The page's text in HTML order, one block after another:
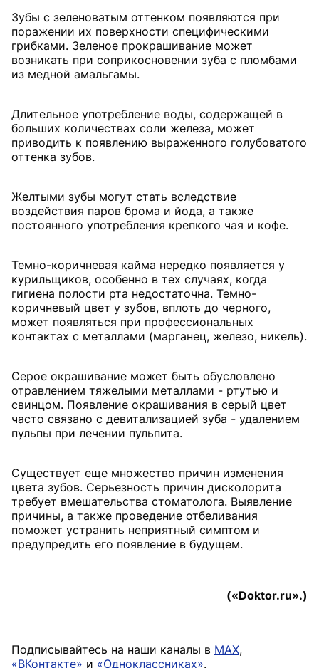
Зубы с зеленоватым оттенком появляются при
поражении их поверхности специфическими
грибками. Зеленое прокрашивание может
возникать при соприкосновении зуба с пломбами
из медной амальгамы.
Длительное употребление воды, содержащей в
больших количествах соли железа, может
приводить к появлению выраженного голубоватого
оттенка зубов.
Желтыми зубы могут стать вследствие
воздействия паров брома и йода, а также
постоянного употребления крепкого чая и кофе.
Темно-коричневая кайма нередко появляется у
курильщиков, особенно в тех случаях, когда
гигиена полости рта недостаточна. Темно-
коричневый цвет у зубов, вплоть до черного,
может появляться при профессиональных
контактах с металлами (марганец, железо, никель).
Серое окрашивание может быть обусловлено
отравлением тяжелыми металлами - ртутью и
свинцом. Появление окрашивания в серый цвет
часто связано с девитализацией зуба - удалением
пульпы при лечении пульпита.
Существует еще множество причин изменения
цвета зубов. Серьезность причин дисколорита
требует вмешательства стоматолога. Выявление
причины, а также проведение отбеливания
поможет устранить неприятный симптом и
предупредить его появление в будущем.
(«Doktor.ru».)
Подписывайтесь на наши каналы в MAX,
«ВКонтакте» и «Одноклассниках».